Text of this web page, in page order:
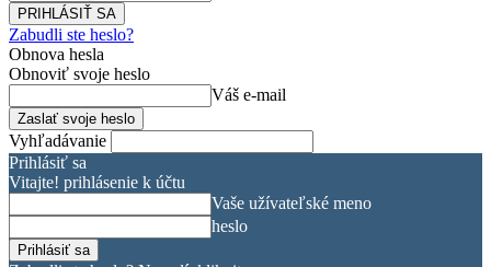
Zabudli ste heslo?
Obnova hesla
Obnoviť svoje heslo
Váš e-mail
Vyhľadávanie
Prihlásiť sa
Vitajte! prihlásenie k účtu
Vaše užívateľské meno
heslo